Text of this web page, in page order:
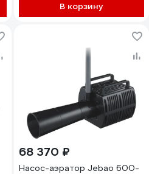
В корзину
68 370 ₽
Насос-аэратор Jebao 600-